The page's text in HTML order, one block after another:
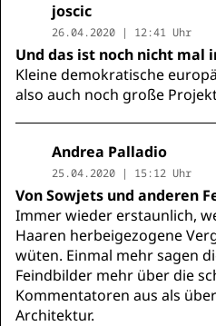
joscic
26.04.2020 | 12:41 Uhr
Und das ist noch nicht mal
Kleine demokratische
also auch noch große
Andrea Palladio
25.04.2020 | 15:12 Uhr
Von Sowjets und anderen
Immer wieder erstaunlich,
Haaren herbeigezogene
wüten. Einmal mehr sagen
Feindbilder mehr über die
Kommentatoren aus als
Architektur.